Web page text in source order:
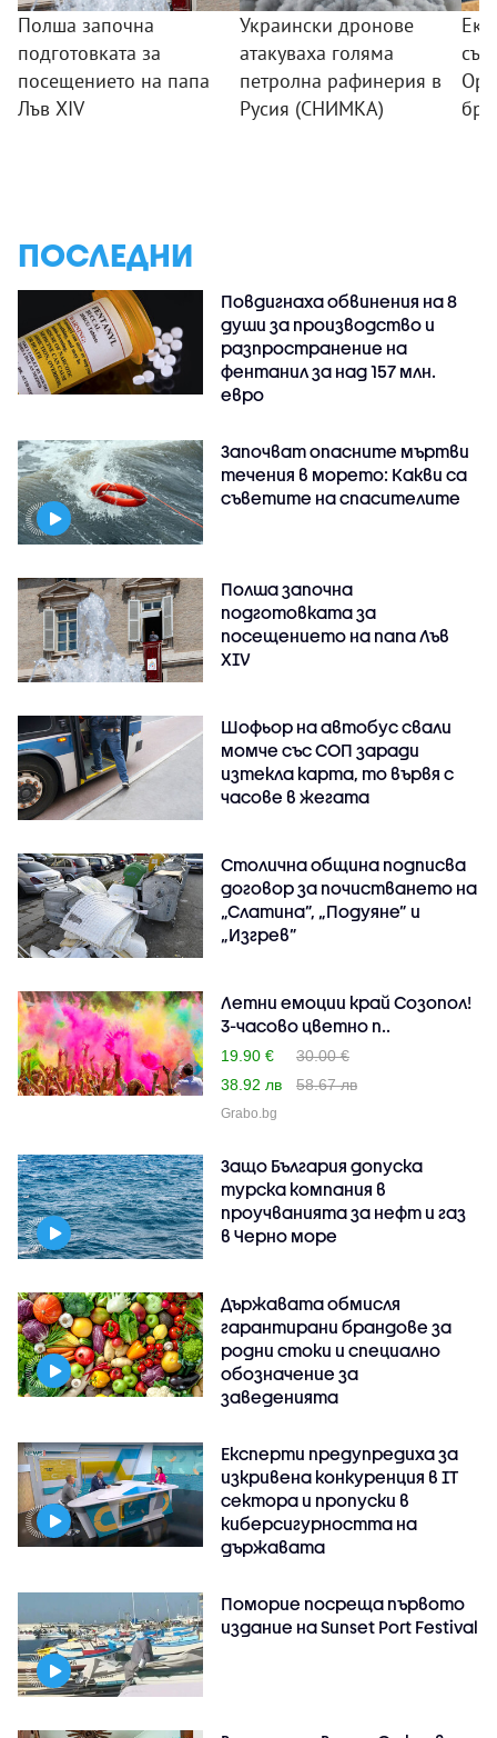
Полша започна
подготовката за
посещението на папа
Лъв XIV
Украински дронове
атакуваха голяма
петролна рафинерия в
Русия (СНИМКА)
ПОСЛЕДНИ
Повдигнаха обвинения на 8
души за производство и
разпространение на
фентанил за над 157 млн.
евро
Започват опасните мъртви
течения в морето: Какви са
съветите на спасителите
Полша започна
подготовката за
посещението на папа Лъв
XIV
Шофьор на автобус свали
момче със СОП заради
изтекла карта, то вървя с
часове в жегата
Столична община подписва
договор за почистването на
„Слатина”, „Подуяне” и
„Изгрев”
Летни емоции край Созопол!
3-часово цветно п..
19.90 €
30.00 €
38.92 лв
58.67 лв
Grabo.bg
Защо България допуска
турска компания в
проучванията за нефт и газ
в Черно море
Държавата обмисля
гарантирани брандове за
родни стоки и специално
обозначение за
заведенията
Експерти предупредиха за
изкривена конкуренция в IT
сектора и пропуски в
киберсигурността на
държавата
Поморие посреща първото
издание на Sunset Port Festival